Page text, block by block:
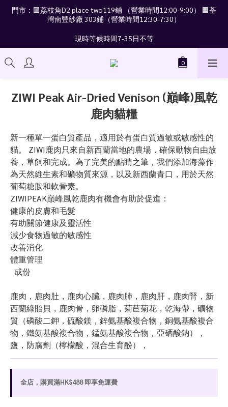
門市：🟪荔枝角D2 place two119鋪 （營業時間12:00-9:00） 🟧荃
灣南豐紗廠 303鋪（營業時間12:30-7:30）
現時等候時間7-35日不等
ZIWI Peak Air-Dried Venison (巔峰)風乾
鹿肉貓糧
新一種單一蛋白質產品，適用於有蛋白質過敏或敏感性的
貓。 ZIWI鹿肉只來自新西蘭當地的農場，確保動物自由放
養，草飼和完成。為了完美的點睛之筆，我們添加海藻作
為天然維生素和礦物質來源，以及新西蘭青口，用於天然
葡萄糖胺和軟骨素。
ZIWIPEAK巔峰風乾鹿肉有機會有助於促進：
健康的皮膚和毛髮
有助關節健康及靈活性
減少食物過敏的敏感性
改善消化
體重管理
  成份
鹿肉，鹿肉肚，鹿肉心臟，鹿肉肺，鹿肉肝，鹿肉腎，新
西蘭綠貽貝，鹿肉骨，卵磷脂，菊苣菊花，乾海帶，礦物
質（磷酸二鉀，硫酸鎂，鋅氨基酸複合物，銅氨基酸複合
物，鐵氨基酸複合物，錳氨基酸複合物，亞硒酸鈉），
鹽，防腐劑（檸檬酸，混合生育酚），
全店，購買滿HK$488 即享免運費